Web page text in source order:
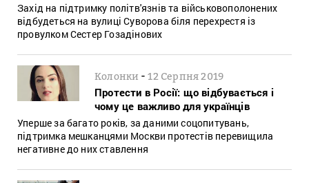
Захід на підтримку політв'язнів та військовополонених
відбудеться на вулиці Суворова біля перехрестя із
провулком Сестер Гозадінових
Колонки -12 Серпня 2019
Протести в Росії: що відбувається і
чому це важливо для українців
Уперше за багато років, за даними соцопитувань,
підтримка мешканцями Москви протестів перевищила
негативне до них ставлення